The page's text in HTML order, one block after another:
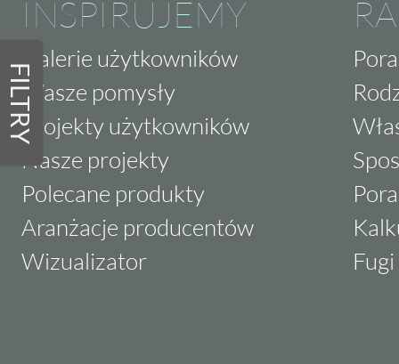
FILTRY
INSPIRUJEMY
Galerie użytkowników
Wasze pomysły
Projekty użytkowników
Nasze projekty
Polecane produkty
Aranżacje producentów
Wizualizator